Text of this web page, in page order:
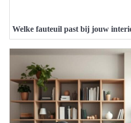
Welke fauteuil past bij jouw